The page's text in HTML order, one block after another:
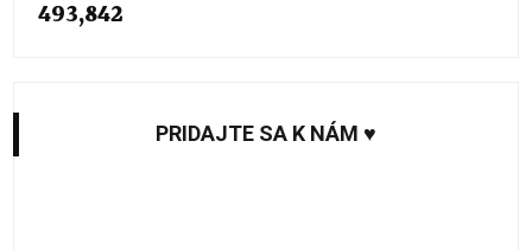
493,842
PRIDAJTE SA K NÁM ♥